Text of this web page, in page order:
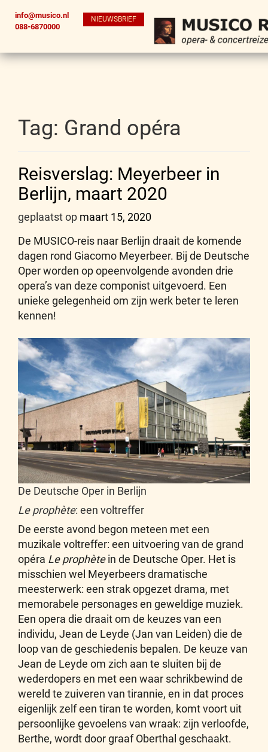
info@musico.nl
088-6870000
NIEUWSBRIEF
Tag: Grand opéra
Reisverslag: Meyerbeer in
Berlijn, maart 2020
geplaatst op maart 15, 2020
De MUSICO-reis naar Berlijn draait de komende
dagen rond Giacomo Meyerbeer. Bij de Deutsche
Oper worden op opeenvolgende avonden drie
opera’s van deze componist uitgevoerd. Een
unieke gelegenheid om zijn werk beter te leren
kennen!
De Deutsche Oper in Berlijn
Le prophète: een voltreffer
De eerste avond begon meteen met een
muzikale voltreffer: een uitvoering van de grand
opéra Le prophètein de Deutsche Oper. Het is
misschien wel Meyerbeers dramatische
meesterwerk: een strak opgezet drama, met
memorabele personages en geweldige muziek.
Een opera die draait om de keuzes van een
individu, Jean de Leyde (Jan van Leiden) die de
loop van de geschiedenis bepalen. De keuze van
Jean de Leyde om zich aan te sluiten bij de
wederdopers en met een waar schrikbewind de
wereld te zuiveren van tirannie, en in dat proces
eigenlijk zelf een tiran te worden, komt voort uit
persoonlijke gevoelens van wraak: zijn verloofde,
Berthe, wordt door graaf Oberthal geschaakt.